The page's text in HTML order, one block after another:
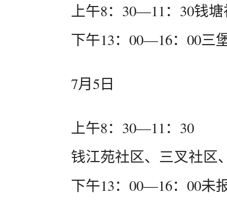
上午8：30—11：30钱
下午13：00—16：00三
7月5日
上午8：30—11：30
钱江苑社区、三叉社区
下午13：00—16：00未